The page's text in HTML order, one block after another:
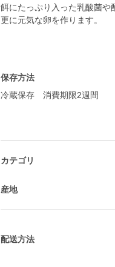
餌にたっぷり入った乳酸菌や
更に元気な卵を作ります。
保存方法
冷蔵保存 消費期限2週間
カテゴリ
産地
配送方法